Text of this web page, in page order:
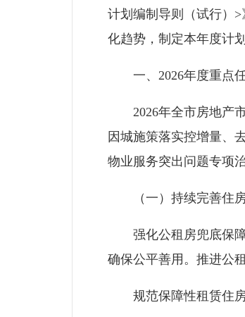
计划编制导则（试行）
化趋势，制定本年度计划
一、2026年度重点
2026年全市房地产市
因城施策落实控增量、
物业服务突出问题专项
（一）持续完善住房
强化公租房兜底保障
确保公平善用。推进公
规范保障性租赁住房